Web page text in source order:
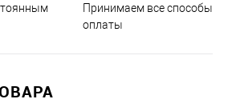
Принимаем все способы
оплаты